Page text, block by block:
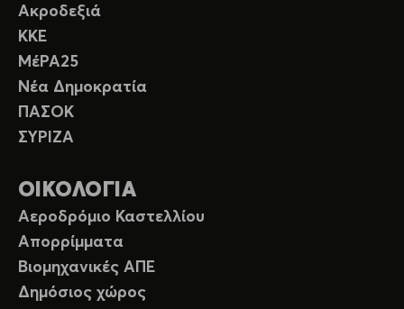
Ακροδεξιά
ΚΚΕ
ΜέΡΑ25
Νέα Δημοκρατία
ΠΑΣΟΚ
ΣΥΡΙΖΑ
ΟΙΚΟΛΟΓΙΑ
Αεροδρόμιο Καστελλίου
Απορρίμματα
Βιομηχανικές ΑΠΕ
Δημόσιος χώρος